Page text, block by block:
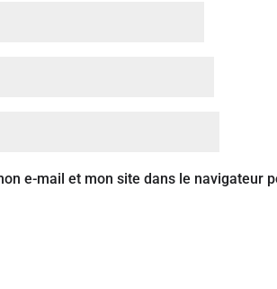
e-mail et mon site dans le navigateur